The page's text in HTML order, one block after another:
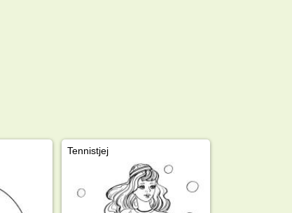
Tennistjej